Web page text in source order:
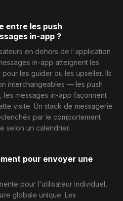
entre les push
in-app ?
en dehors de l'application
in-app atteignent les
les guider ou les upseller. Ils
interchangeables — les push
les messages in-app façonnent
visite. Un stack de messagerie
par le comportement
selon un calendrier.
pour envoyer une
pour l'utilisateur individuel,
globale unique. Les